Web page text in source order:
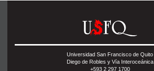
Universidad San Francisco de Quito
Diego de Robles y Vía Interoceánica
+593 2 297 1700